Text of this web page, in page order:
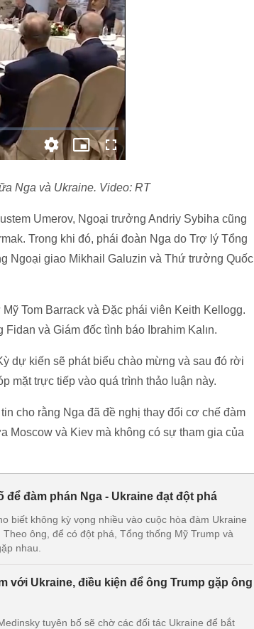
Nga và Ukraine. Video: RT
Umerov, Ngoại trưởng Andriy Sybiha cũng
Trong khi đó, phái đoàn Nga do Trợ lý Tổng
Ngoại giao Mikhail Galuzin và Thứ trưởng Quốc
Tom Barrack và Đặc phái viên Keith Kellogg.
và Giám đốc tình báo Ibrahim Kalın.
dự kiến sẽ phát biểu chào mừng và sau đó rời
mặt trực tiếp vào quá trình thảo luận này.
cho rằng Nga đã đề nghị thay đổi cơ chế đàm
Moscow và Kiev mà không có sự tham gia của
để đàm phán Nga - Ukraine đạt đột phá
biết không kỳ vọng nhiều vào cuộc hòa đàm Ukraine
ông, để có đột phá, Tổng thống Mỹ Trump và
nhau.
với Ukraine, điều kiện để ông Trump gặp ông
tuyên bố sẽ chờ các đối tác Ukraine để bắt